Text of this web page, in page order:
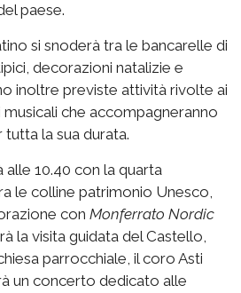
paese.
si snoderà tra le bancarelle di
decorazioni natalizie e
inoltre previste attività rivolte ai
che accompagneranno
la sua durata.
alle 10.40 con la quarta
le colline patrimonio Unesco,
con Monferrato Nordic
la visita guidata del Castello,
parrocchiale, il coro Asti
un concerto dedicato alle